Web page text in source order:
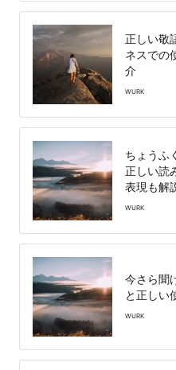
正しい敬
ネスでの
介
WURK
ちょうふ
正しい読
表現も解
WURK
今さら聞
と正しい
WURK